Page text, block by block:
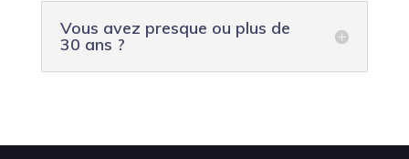
Vous avez presque ou plus de
30 ans ?